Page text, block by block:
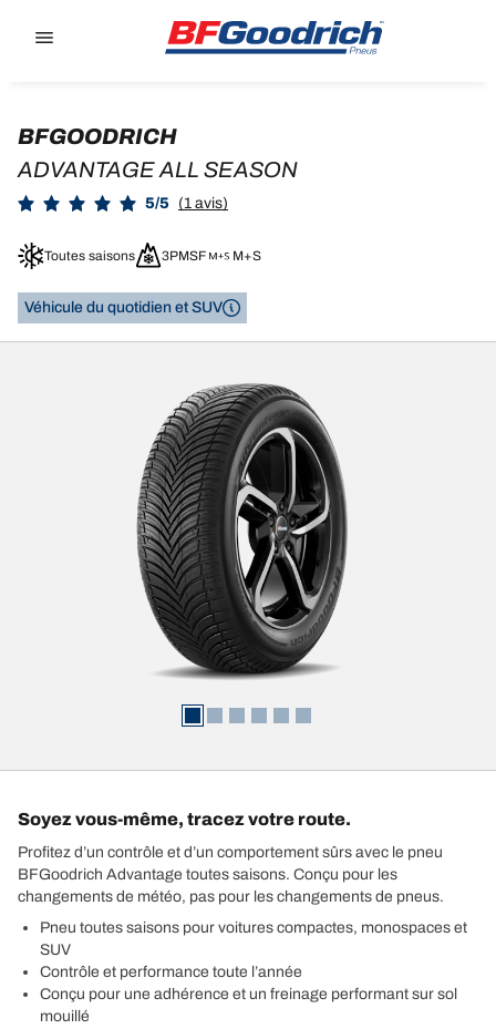
BFGOODRICH
ADVANTAGE ALL SEASON
5/5 (1 avis)
Toutes saisons 3PMSF M+S
Véhicule du quotidien et SUV
Soyez vous-même, tracez votre route.
Profitez d’un contrôle et d’un comportement sûrs avec le pneu
BFGoodrich Advantage toutes saisons. Conçu pour les
changements de météo, pas pour les changements de pneus.
Pneu toutes saisons pour voitures compactes, monospaces et
SUV
Contrôle et performance toute l’année
Conçu pour une adhérence et un freinage performant sur sol
mouillé